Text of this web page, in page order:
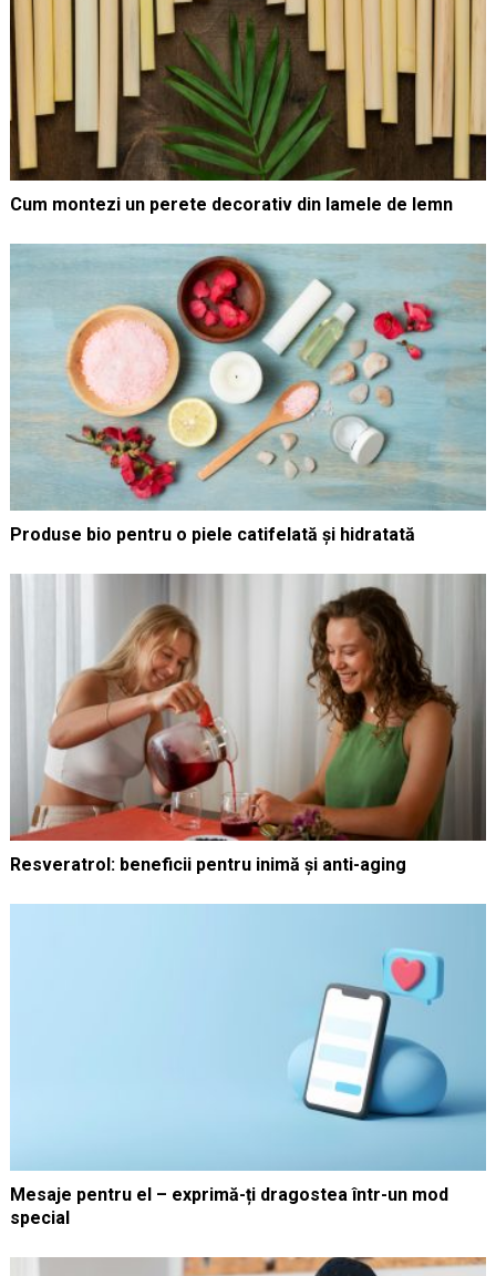
Cum montezi un perete decorativ din lamele de lemn
Produse bio pentru o piele catifelată și hidratată
Resveratrol: beneficii pentru inimă și anti-aging
Mesaje pentru el – exprimă-ți dragostea într-un mod
special